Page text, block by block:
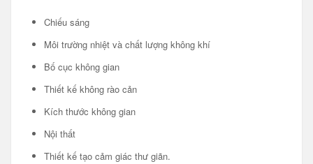
Chiếu sáng
Môi trường nhiệt và chất lượng không khí
Bố cục không gian
Thiết kế không rào cản
Kích thước không gian
Nội thất
Thiết kế tạo cảm giác thư giãn.